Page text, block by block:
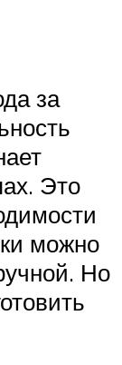
за
Это
можно
Но